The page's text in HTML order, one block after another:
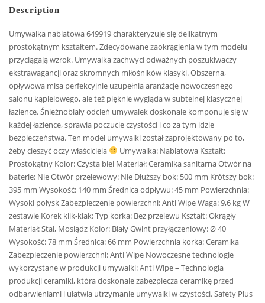
Description
Umywalka nablatowa 649919 charakteryzuje się delikatnym
prostokątnym kształtem. Zdecydowane zaokrąglenia w tym modelu
przyciągają wzrok. Umywalka zachwyci odważnych poszukiwaczy
ekstrawagancji oraz skromnych miłośników klasyki. Obszerna,
opływowa misa perfekcyjnie uzupełnia aranżację nowoczesnego
salonu kąpielowego, ale też pięknie wygląda w subtelnej klasycznej
łazience. Śnieżnobiały odcień umywalek doskonale komponuje się w
każdej łazience, sprawia poczucie czystości i co za tym idzie
bezpieczeństwa. Ten model umywalki został zaprojektowany po to,
żeby cieszyć oczy właściciela
Umywalka: Nablatowa Kształt:
Prostokątny Kolor: Czysta biel Materiał: Ceramika sanitarna Otwór na
baterie: Nie Otwór przelewowy: Nie Dłuższy bok: 500 mm Krótszy bok:
395 mm Wysokość: 140 mm Średnica odpływu: 45 mm Powierzchnia:
Wysoki połysk Zabezpieczenie powierzchni: Anti Wipe Waga: 9,6 kg W
zestawie Korek klik-klak: Typ korka: Bez przelewu Kształt: Okrągły
Materiał: Stal, Mosiądz Kolor: Biały Gwint przyłączeniowy: Ø 40
Wysokość: 78 mm Średnica: 66 mm Powierzchnia korka: Ceramika
Zabezpieczenie powierzchni: Anti Wipe Nowoczesne technologie
wykorzystane w produkcji umywalki: Anti Wipe – Technologia
produkcji ceramiki, która doskonale zabezpiecza ceramikę przed
odbarwieniami i ułatwia utrzymanie umywalki w czystości. Safety Plus